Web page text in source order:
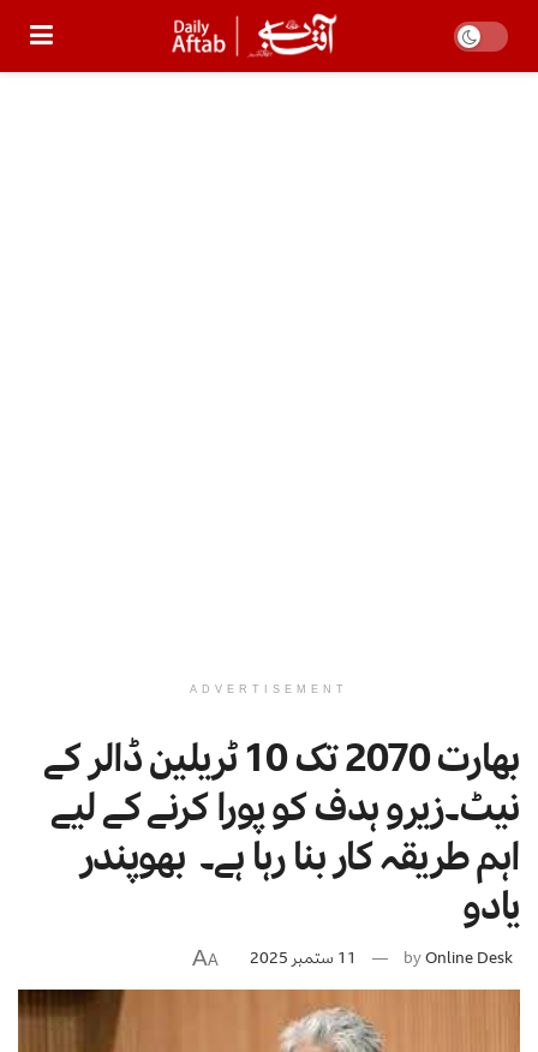
ADVERTISEMENT
بھارت 2070 تک 10 ٹریلین ڈالر کے
نیٹ۔زیرو ہدف کو پورا کرنے کے لیے
اہم طریقہ کار بنا رہا ہے۔ بھوپندر
یادو
byOnline Desk 11 ستمبر 2025 A
A